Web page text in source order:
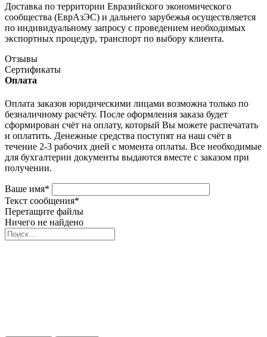
Доставка по территории Евразийского экономического
сообщества (ЕврАзЭС) и дальнего зарубежья осуществляется
по индивидуальному запросу с проведением необходимых
экспортных процедур, транспорт по выбору клиента.
Отзывы
Сертификаты
Оплата
Оплата заказов юридическими лицами возможна только по
безналичному расчёту. После оформления заказа будет
сформирован счёт на оплату, который Вы можете распечатать
и оплатить. Денежные средства поступят на наш счёт в
течение 2-3 рабочих дней с момента оплаты. Все необходимые
для бухгалтерии документы выдаются вместе с заказом при
получении.
Ваше имя*
Текст сообщения*
Перетащите файлы
Ничего не найдено